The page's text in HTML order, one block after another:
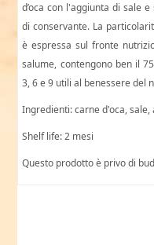
d’oca con l'aggiunta di sale
di conservante. La
è espressa sul fronte
salume, contengono ben il
3, 6 e 9 utili al benessere del
Ingredienti: carne d'oca, sale,
Shelf life: 2 mesi
Questo prodotto è privo di